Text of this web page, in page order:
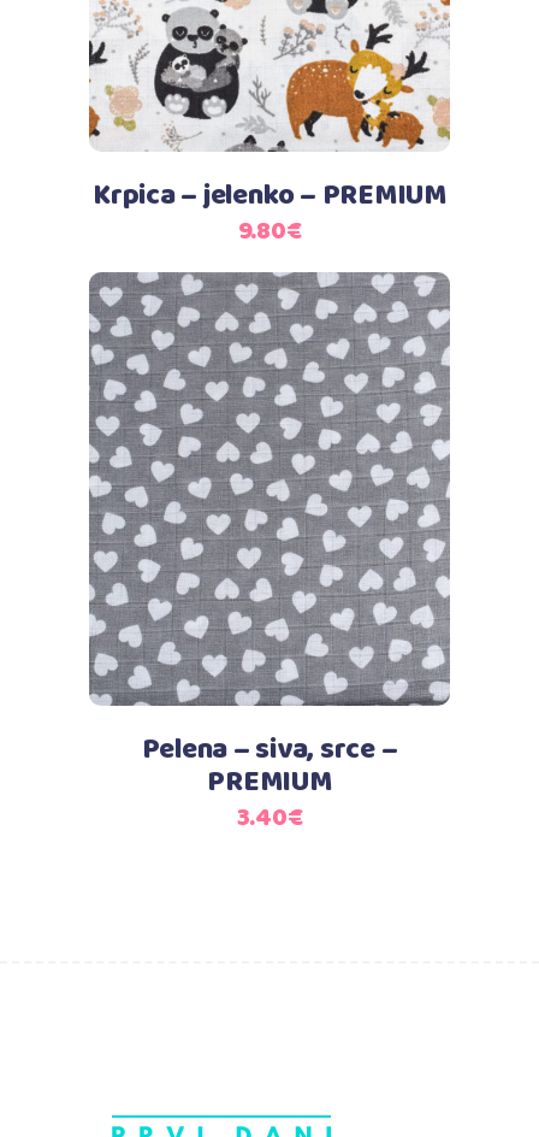
Krpica – jelenko – PREMIUM
9.80€
Dodaj u košaricu
Pelena – siva, srce –
PREMIUM
3.40€